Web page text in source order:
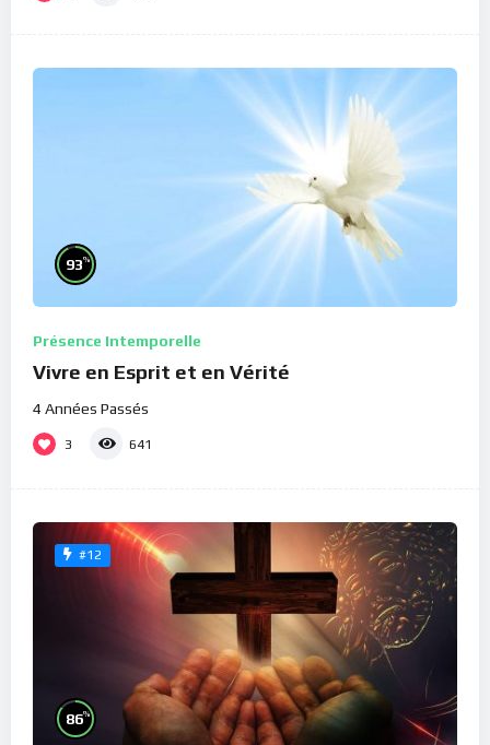
93%
Présence Intemporelle
Vivre en Esprit et en Vérité
4 Années Passés
3 641
#12
86%